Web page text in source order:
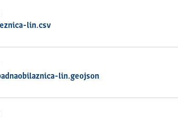
lin.csv
lin.geojson